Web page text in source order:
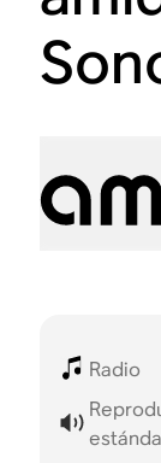
Radio